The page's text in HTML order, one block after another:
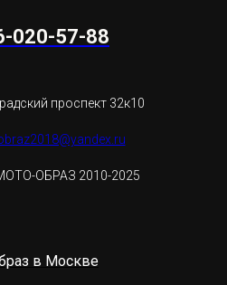
020-57-88
проспект 32к10
ОБРАЗ 2010-2025
в Москве